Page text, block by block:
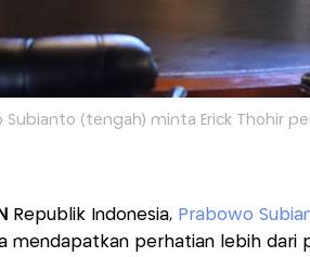
Subianto (tengah) minta Erick Thohir
Republik Indonesia, Prabowo
mendapatkan perhatian lebih dari